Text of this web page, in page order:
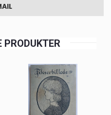
PRODUKTER